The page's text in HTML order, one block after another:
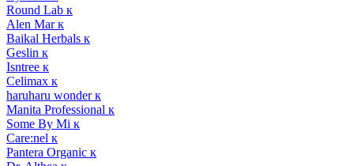
Round Lab к
Alen Mar к
Baikal Herbals к
Geslin к
Isntree к
Celimax к
haruharu wonder к
Manita Professional к
Some By Mi к
Care:nel к
Pantera Organic к